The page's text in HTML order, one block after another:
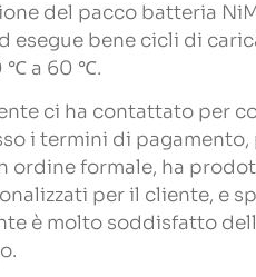
del pacco batteria
bene cicli di
℃ a 60 ℃.
ci ha contattato per
i termini di
ordine formale, ha
per il cliente, e
è molto soddisfatto